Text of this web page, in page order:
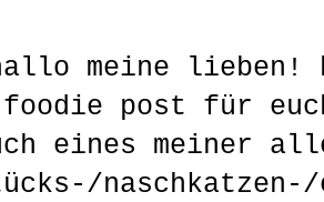
meine lieben!
foodie post für
eines meiner